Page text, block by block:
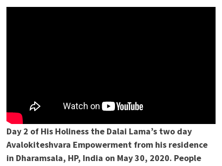
Day 2 of His Holiness the Dalai Lama’s two day
Avalokiteshvara Empowerment from his residence
in Dharamsala, HP, India on May 30, 2020. People